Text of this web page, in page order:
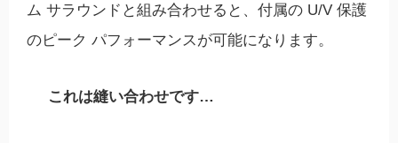
ム サラウンドと組み合わせると、付属の U/V 保護
のピーク パフォーマンスが可能になります。
これは縫い合わせです…